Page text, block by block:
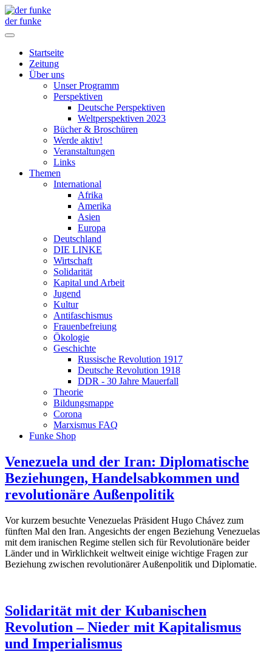
der funke
Startseite
Zeitung
Über uns
Unser Programm
Perspektiven
Deutsche Perspektiven
Weltperspektiven 2023
Bücher & Broschüren
Werde aktiv!
Veranstaltungen
Links
Themen
International
Afrika
Amerika
Asien
Europa
Deutschland
DIE LINKE
Wirtschaft
Solidarität
Kapital und Arbeit
Jugend
Kultur
Antifaschismus
Frauenbefreiung
Ökologie
Geschichte
Russische Revolution 1917
Deutsche Revolution 1918
DDR - 30 Jahre Mauerfall
Theorie
Bildungsmappe
Corona
Marxismus FAQ
Funke Shop
Venezuela und der Iran: Diplomatische
Beziehungen, Handelsabkommen und
revolutionäre Außenpolitik
Vor kurzem besuchte Venezuelas Präsident Hugo Chávez zum
fünften Mal den Iran. Angesichts der engen Beziehung Venezuelas
mit dem iranischen Regime stellen sich für Revolutionäre beider
Länder und in Wirklichkeit weltweit einige wichtige Fragen zur
Beziehung zwischen revolutionärer Außenpolitik und Diplomatie.
Solidarität mit der Kubanischen
Revolution – Nieder mit Kapitalismus
und Imperialismus